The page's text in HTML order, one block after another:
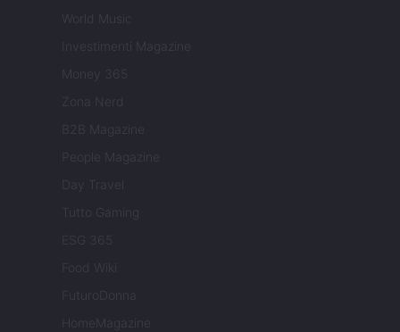
World Music
Investimenti Magazine
Money 365
Zona Nerd
B2B Magazine
People Magazine
Day Travel
Tutto Gaming
ESG 365
Food Wiki
FuturoDonna
HomeMagazine